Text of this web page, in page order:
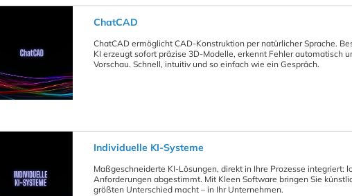
ChatCAD
ChatCAD ermöglicht CAD-Konstruktion per natürlicher Sprache.
KI erzeugt sofort präzise 3D-Modelle, erkennt Fehler automatisch
Vorschau. Schnell, intuitiv und so einfach wie ein Gespräch.
Individuelle KI-Systeme
Maßgeschneiderte KI-Lösungen, direkt in Ihre Prozesse integriert:
Anforderungen abgestimmt. Mit Kleen Software bringen Sie
größten Unterschied macht – in Ihr Unternehmen.